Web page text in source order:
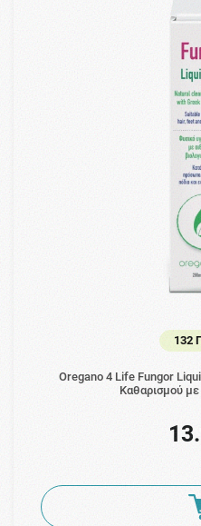
132
Oregano 4 Life Fungor
Καθαρισμού με